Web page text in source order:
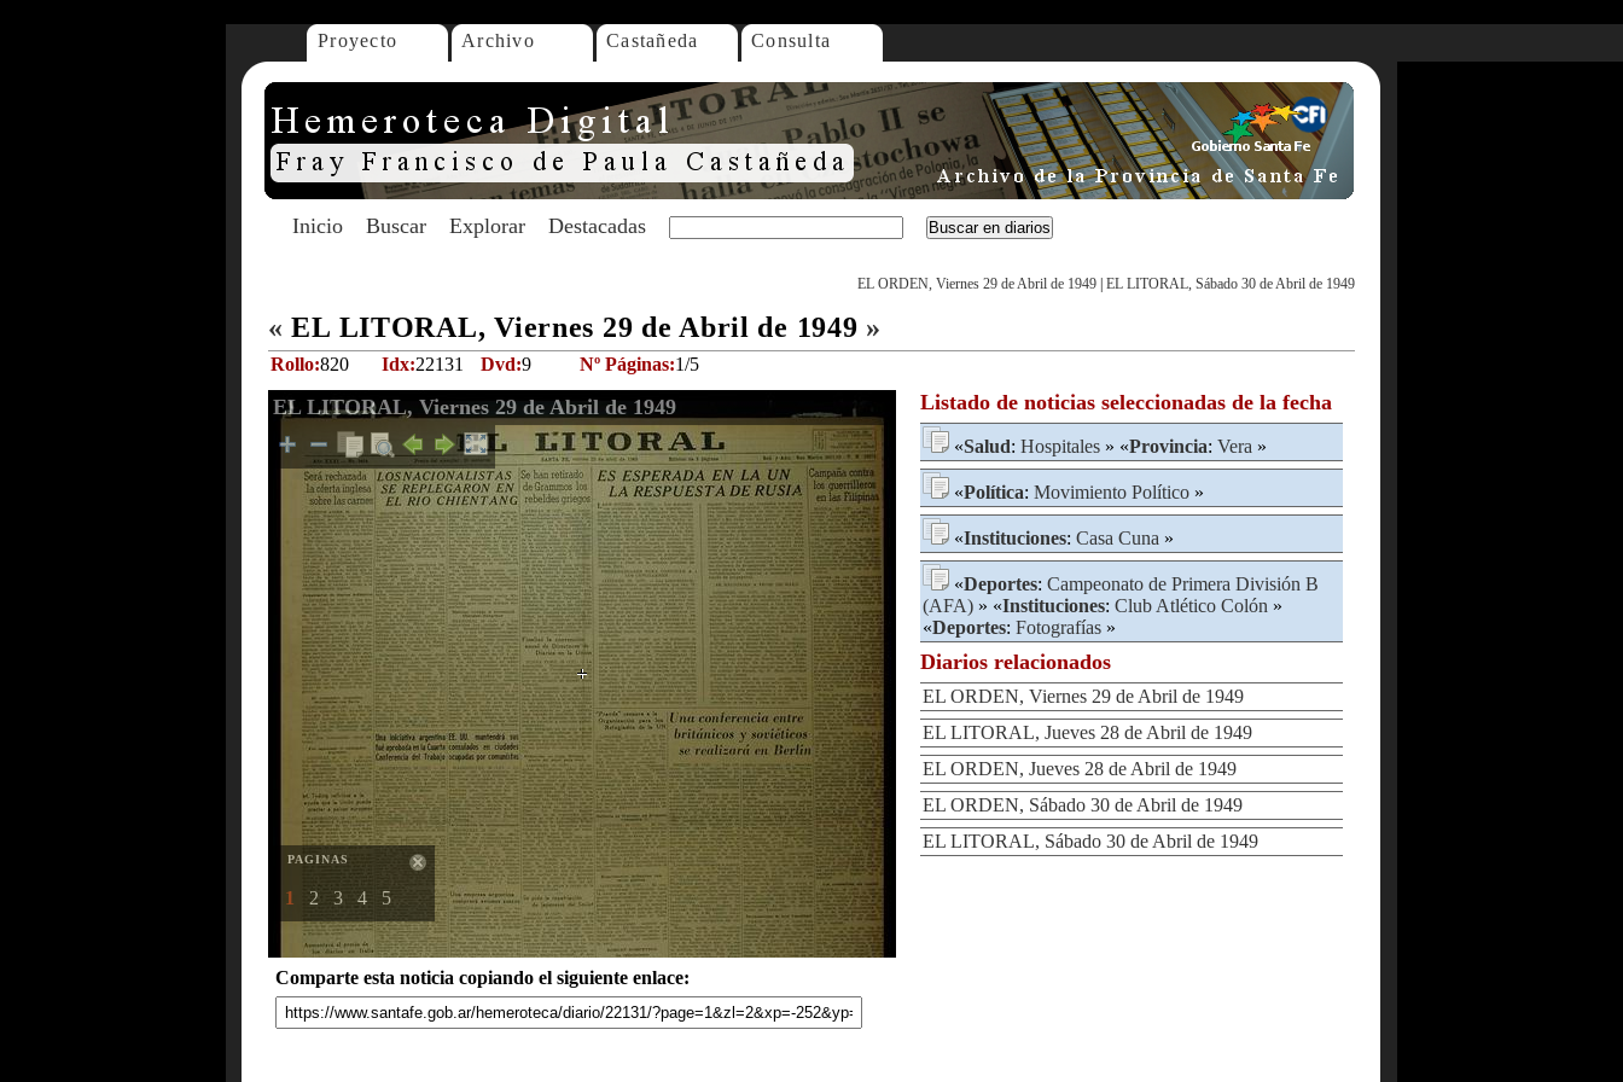
Proyecto Archivo Castañeda Consulta
Inicio Buscar Explorar Destacadas
EL ORDEN, Viernes 29 de Abril de 1949 EL LITORAL, Sábado 30 de Abril de 1949
« EL LITORAL, Viernes 29 de Abril de 1949 »
Rollo:820 Idx:22131 Dvd:9 Nº Páginas:1/5
EL LITORAL, Viernes 29 de Abril de 1949
PAGINAS
1 2 3 4 5
Comparte esta noticia copiando el siguiente enlace:
Listado de noticias seleccionadas de la fecha
«Salud: Hospitales » «Provincia: Vera »
«Política: Movimiento Político »
«Instituciones: Casa Cuna »
«Deportes: Campeonato de Primera División B
(AFA) » «Instituciones: Club Atlético Colón »
«Deportes: Fotografías »
Diarios relacionados
EL ORDEN, Viernes 29 de Abril de 1949
EL LITORAL, Jueves 28 de Abril de 1949
EL ORDEN, Jueves 28 de Abril de 1949
EL ORDEN, Sábado 30 de Abril de 1949
EL LITORAL, Sábado 30 de Abril de 1949